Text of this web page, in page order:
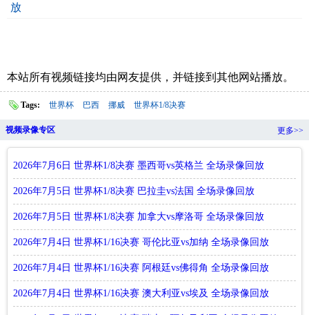
放
本站所有视频链接均由网友提供，并链接到其他网站播放。
Tags: 世界杯 巴西 挪威 世界杯1/8决赛
视频录像专区 更多>>
2026年7月6日 世界杯1/8决赛 墨西哥vs英格兰 全场录像回放
2026年7月5日 世界杯1/8决赛 巴拉圭vs法国 全场录像回放
2026年7月5日 世界杯1/8决赛 加拿大vs摩洛哥 全场录像回放
2026年7月4日 世界杯1/16决赛 哥伦比亚vs加纳 全场录像回放
2026年7月4日 世界杯1/16决赛 阿根廷vs佛得角 全场录像回放
2026年7月4日 世界杯1/16决赛 澳大利亚vs埃及 全场录像回放